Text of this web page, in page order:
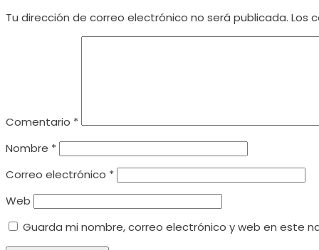
Tu dirección de correo electrónico no será publicada. Los
Comentario *
Nombre *
Correo electrónico *
Web
Guarda mi nombre, correo electrónico y web en este